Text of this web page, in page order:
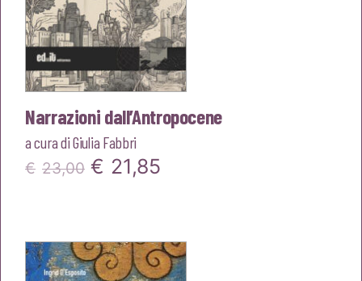
Narrazioni dall’Antropocene
a cura diGiulia Fabbri
€ 23,00 Il
era:
€ 21,85
è: